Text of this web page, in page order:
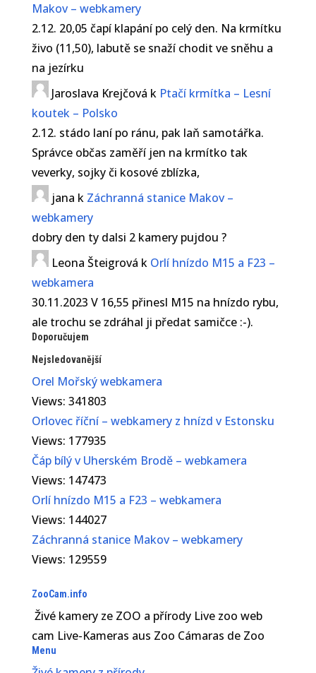
Makov – webkamery
2.12. 20,05 čapí klapání po celý den. Na krmítku
živo (11,50), labutě se snaží chodit ve sněhu a
na jezírku
Jaroslava Krejčová k Ptačí krmítka – Lesní
koutek – Polsko
2.12. stádo laní po ránu, pak laň samotářka.
Správce občas zaměří jen na krmítko tak
veverky, sojky či kosové zblízka,
jana k Záchranná stanice Makov –
webkamery
dobry den ty dalsi 2 kamery pujdou ?
Leona Šteigrová k Orlí hnízdo M15 a F23 –
webkamera
30.11.2023 V 16,55 přinesl M15 na hnízdo rybu,
ale trochu se zdráhal ji předat samičce :-).
Doporučujem
Nejsledovanější
Orel Mořský webkamera
Views: 341803
Orlovec říční – webkamery z hnízd v Estonsku
Views: 177935
Čáp bílý v Uherském Brodě – webkamera
Views: 147473
Orlí hnízdo M15 a F23 – webkamera
Views: 144027
Záchranná stanice Makov – webkamery
Views: 129559
ZooCam.info
Živé kamery ze ZOO a přírody Live zoo web
cam Live-Kameras aus Zoo Cámaras de Zoo
Menu